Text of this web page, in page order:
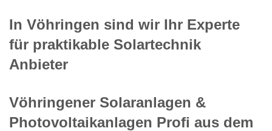
In Vöhringen sind wir Ihr Experte
für praktikable Solartechnik
Anbieter
Vöhringener Solaranlagen &
Photovoltaikanlagen Profi aus dem